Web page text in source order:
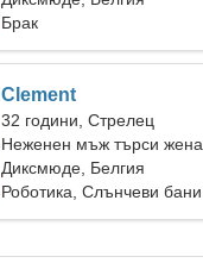
Брак
Clement
32 години, Стрелец
Неженен мъж търси жена
Диксмюде, Белгия
Роботика, Слънчеви бани